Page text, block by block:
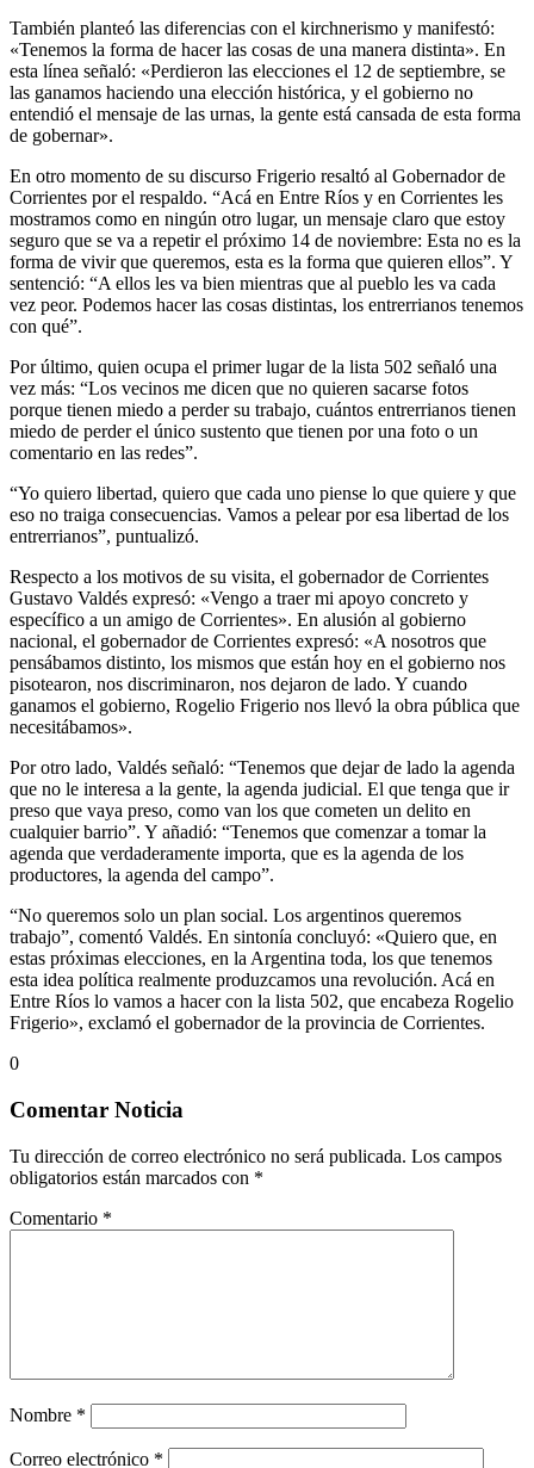
También planteó las diferencias con el kirchnerismo y manifestó:
«Tenemos la forma de hacer las cosas de una manera distinta». En
esta línea señaló: «Perdieron las elecciones el 12 de septiembre, se
las ganamos haciendo una elección histórica, y el gobierno no
entendió el mensaje de las urnas, la gente está cansada de esta forma
de gobernar».
En otro momento de su discurso Frigerio resaltó al Gobernador de
Corrientes por el respaldo. “Acá en Entre Ríos y en Corrientes les
mostramos como en ningún otro lugar, un mensaje claro que estoy
seguro que se va a repetir el próximo 14 de noviembre: Esta no es la
forma de vivir que queremos, esta es la forma que quieren ellos”. Y
sentenció: “A ellos les va bien mientras que al pueblo les va cada
vez peor. Podemos hacer las cosas distintas, los entrerrianos tenemos
con qué”.
Por último, quien ocupa el primer lugar de la lista 502 señaló una
vez más: “Los vecinos me dicen que no quieren sacarse fotos
porque tienen miedo a perder su trabajo, cuántos entrerrianos tienen
miedo de perder el único sustento que tienen por una foto o un
comentario en las redes”.
“Yo quiero libertad, quiero que cada uno piense lo que quiere y que
eso no traiga consecuencias. Vamos a pelear por esa libertad de los
entrerrianos”, puntualizó.
Respecto a los motivos de su visita, el gobernador de Corrientes
Gustavo Valdés expresó: «Vengo a traer mi apoyo concreto y
específico a un amigo de Corrientes». En alusión al gobierno
nacional, el gobernador de Corrientes expresó: «A nosotros que
pensábamos distinto, los mismos que están hoy en el gobierno nos
pisotearon, nos discriminaron, nos dejaron de lado. Y cuando
ganamos el gobierno, Rogelio Frigerio nos llevó la obra pública que
necesitábamos».
Por otro lado, Valdés señaló: “Tenemos que dejar de lado la agenda
que no le interesa a la gente, la agenda judicial. El que tenga que ir
preso que vaya preso, como van los que cometen un delito en
cualquier barrio”. Y añadió: “Tenemos que comenzar a tomar la
agenda que verdaderamente importa, que es la agenda de los
productores, la agenda del campo”.
“No queremos solo un plan social. Los argentinos queremos
trabajo”, comentó Valdés. En sintonía concluyó: «Quiero que, en
estas próximas elecciones, en la Argentina toda, los que tenemos
esta idea política realmente produzcamos una revolución. Acá en
Entre Ríos lo vamos a hacer con la lista 502, que encabeza Rogelio
Frigerio», exclamó el gobernador de la provincia de Corrientes.
0
Comentar Noticia
Tu dirección de correo electrónico no será publicada. Los campos
obligatorios están marcados con *
Comentario *
Nombre *
Correo electrónico *